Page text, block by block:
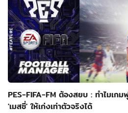
PES-FIFA-FM ต้องสยบ : ทำไมเก
'เมสซี่' ให้เก่งเท่าตัวจริงได้